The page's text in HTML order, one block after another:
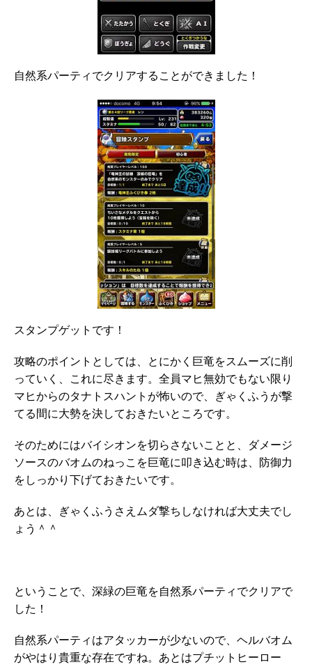
自然系パーティでクリアすることができました！
スタンプゲットです！
攻略のポイントとしては、とにかく巨竜をスムーズに削
っていく、これに尽きます。全員マヒ無効でもない限り
マヒからのタナトスハントが怖いので、ぎゃくふうが撃
てる間に大勢を決しておきたいところです。
そのためにはバイシオンを切らさないことと、ダメージ
ソースのバオムのねっこを巨竜に叩き込む時は、防御力
をしっかり下げておきたいです。
あとは、ぎゃくふうさえムダ撃ちしなければ大丈夫でし
ょう＾＾
ということで、深緑の巨竜を自然系パーティでクリアで
した！
自然系パーティはアタッカーが少ないので、ヘルバオム
がやはり貴重な存在ですね。あとはプチットヒーロー